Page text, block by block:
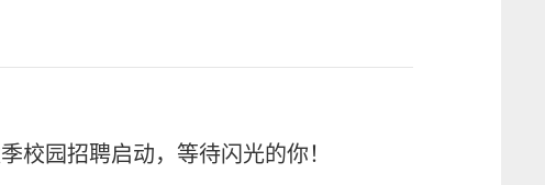
校园招聘启动，等待闪光的你！